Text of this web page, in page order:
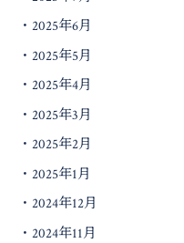
2025年6月
2025年5月
2025年4月
2025年3月
2025年2月
2025年1月
2024年12月
2024年11月